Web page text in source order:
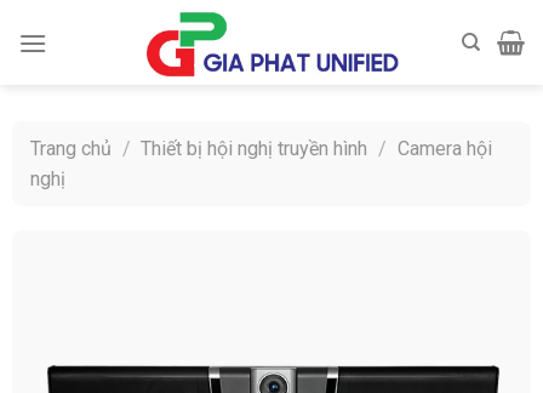
Trang chủ / Thiết bị hội nghị truyền hình / Camera hội
nghị